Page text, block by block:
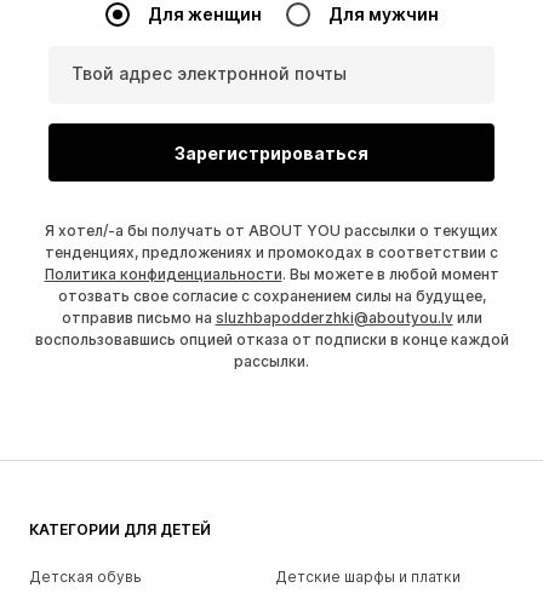
Для женщин Для мужчин
Твой адрес электронной почты
Зарегистрироваться
Я хотел/-а бы получать от ABOUT YOU рассылки о текущих
тенденциях, предложениях и промокодах в соответствии с
Политика конфиденциальности. Вы можете в любой момент
отозвать свое согласие с сохранением силы на будущее,
отправив письмо на sluzhbapodderzhki@aboutyou.lvили
воспользовавшись опцией отказа от подписки в конце каждой
рассылки.
КАТЕГОРИИ ДЛЯ ДЕТЕЙ
Детская обувь
Детские шарфы и платки